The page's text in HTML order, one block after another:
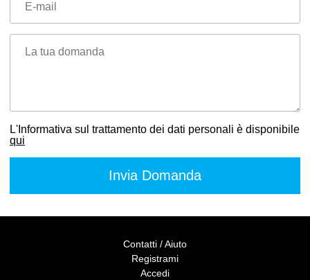
E-mail
La tua domanda
L'Informativa sul trattamento dei dati personali è disponibile
qui
Contatti / Aiuto
Registrami
Accedi